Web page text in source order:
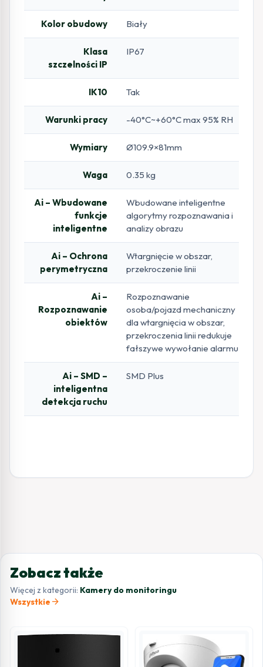
Kolor obudowy Biały
Klasa
szczelności IP
IP67
IK10 Tak
Warunki pracy -40°C~+60°C max 95% RH
Wymiary Ø109.9×81mm
Waga 0.35 kg
Ai – Wbudowane
funkcje
inteligentne
Wbudowane inteligentne
algorytmy rozpoznawania i
analizy obrazu
Ai – Ochrona
perymetryczna
Wtargnięcie w obszar,
przekroczenie linii
Ai –
Rozpoznawanie
obiektów
Rozpoznawanie
osoba/pojazd mechaniczny
dla wtargnięcia w obszar,
przekroczenia linii redukuje
fałszywe wywołanie alarmu
Ai – SMD –
inteligentna
detekcja ruchu
SMD Plus
Zobacz także
Więcej z kategorii: Kamery do monitoringu
Wszystkie arrow_forward